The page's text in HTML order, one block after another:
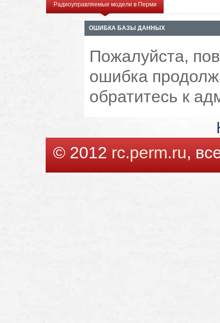
Радиоуправляемые модели в Перми
ОШИБКА БАЗЫ ДАННЫХ
Пожалуйста,
ошибка
обратитесь к
© 2012 rc.perm.ru,